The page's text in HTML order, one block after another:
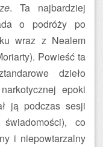
. Ta najbardziej
o podróży po
wraz z Nealem
Powieść ta
dzieło
epoki
ją podczas sesji
świadomości), co
i niepowtarzalny